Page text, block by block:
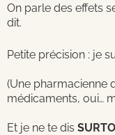
On parle des effets
dit.
Petite précision : je
(Une pharmacienne
médicaments, oui…
Et je ne te dis